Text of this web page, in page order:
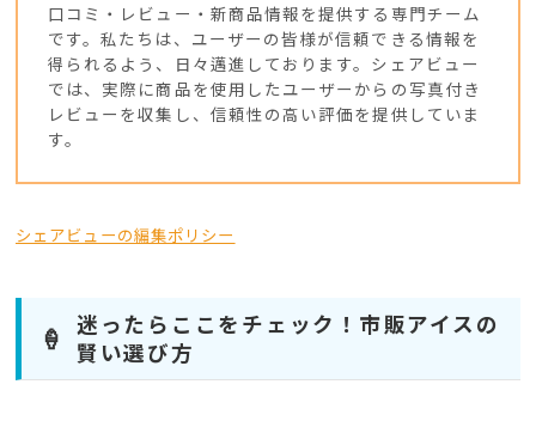
口コミ・レビュー・新商品情報を提供する専門チーム
です。私たちは、ユーザーの皆様が信頼できる情報を
得られるよう、日々邁進しております。シェアビュー
では、実際に商品を使用したユーザーからの写真付き
レビューを収集し、信頼性の高い評価を提供していま
す。
シェアビューの編集ポリシー
🍦 迷ったらここをチェック！市販アイスの
賢い選び方